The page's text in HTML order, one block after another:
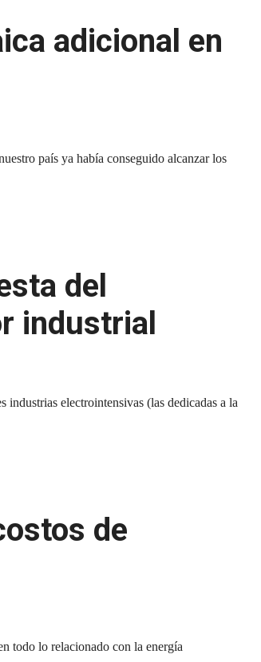
adicional en
país ya había conseguido alcanzar los
del
industrial
electrointensivas (las dedicadas a la
de
todo lo relacionado con la energía